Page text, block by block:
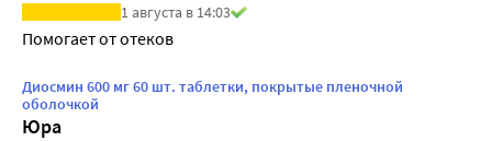
1 августа в 14:03
Помогает от отеков
Диосмин 600 мг 60 шт. таблетки, покрытые пленочной
оболочкой
Юра